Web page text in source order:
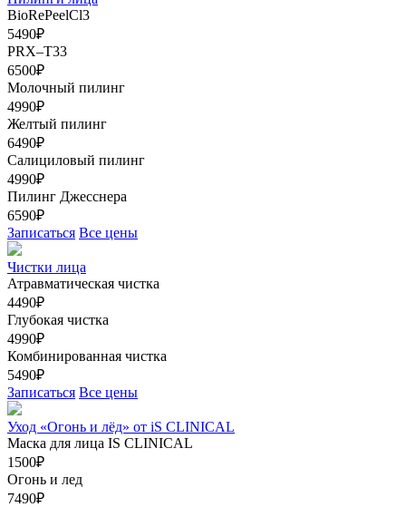
BioRePeelCl3
5490₽
PRX–T33
6500₽
Молочный пилинг
4990₽
Желтый пилинг
6490₽
Салициловый пилинг
4990₽
Пилинг Джесснера
6590₽
Записаться Все цены
Чистки лица
Атравматическая чистка
4490₽
Глубокая чистка
4990₽
Комбинированная чистка
5490₽
Записаться Все цены
Уход «Огонь и лёд» от iS CLINICAL
Маска для лица IS CLINICAL
1500₽
Огонь и лед
7490₽